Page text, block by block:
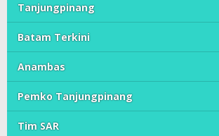
Tanjungpinang
Batam Terkini
Anambas
Pemko Tanjungpinang
Tim SAR